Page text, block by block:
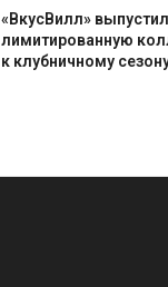
«ВкусВилл» выпустил
лимитированную
к клубничному